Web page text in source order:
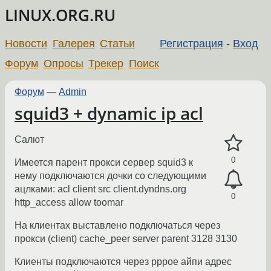
LINUX.ORG.RU
Регистрация - Вход
Новости Галерея Статьи
Форум Опросы Трекер Поиск
Форум — Admin
squid3 + dynamic ip acl
0
0
Салют
Имеется парент прокси сервер squid3 к
нему подключаются дочки со следующими
ацлками: acl client src client.dyndns.org
http_access allow toomar
На клиентах выставлено подключаться через
прокси (client) cache_peer server parent 3128 3130
Клиенты подключаются через pppoe айпи адрес